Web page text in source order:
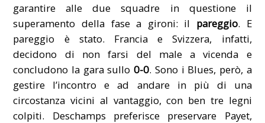
garantire alle due squadre in questione il
superamento della fase a gironi: il pareggio. E
pareggio è stato. Francia e Svizzera, infatti,
decidono di non farsi del male a vicenda e
concludono la gara sullo0-0. Sono i Blues, però, a
gestire l’incontro e ad andare in più di una
circostanza vicini al vantaggio, con ben tre legni
colpiti. Deschamps preferisce preservare Payet,